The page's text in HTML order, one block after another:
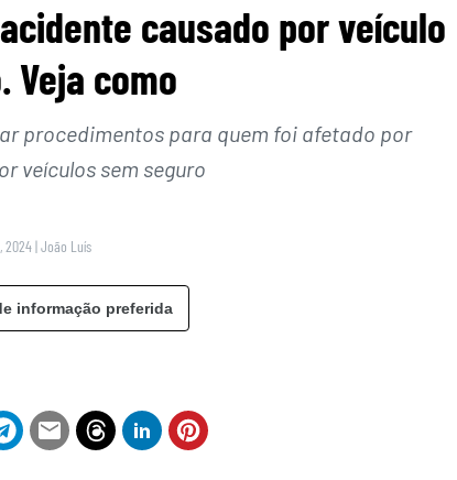
causado por veículo
Veja como
procedimentos para quem foi afetado por
veículos sem seguro
2024|João Luís
informação preferida